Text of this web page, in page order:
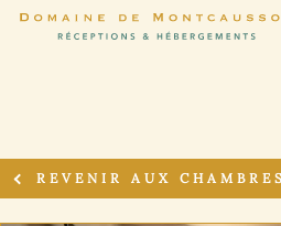
REVENIR AUX CHAMBRES